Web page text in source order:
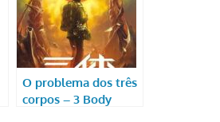
O problema dos três
corpos – 3 Body